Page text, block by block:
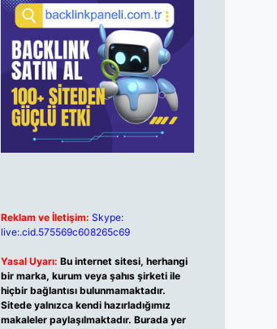
Reklam ve İletişim: Skype:
live:.cid.575569c608265c69
Yasal Uyarı: Bu internet sitesi, herhangi
bir marka, kurum veya şahıs şirketi ile
hiçbir bağlantısı bulunmamaktadır.
Sitede yalnızca kendi hazırladığımız
makaleler paylaşılmaktadır. Burada yer